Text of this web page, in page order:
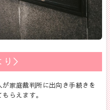
＞
家庭裁判所に出向き手続きを
らえます。